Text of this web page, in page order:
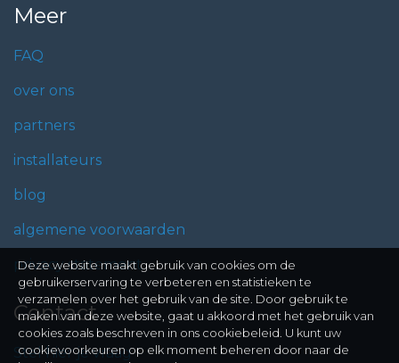
Meer
FAQ
over ons
partners
installateurs
blog
algemene voorwaarden
privacy statement
Contact
Stel hier je vraag
Deze website maakt gebruik van cookies om de
gebruikerservaring te verbeteren en statistieken te
verzamelen over het gebruik van de site. Door gebruik te
maken van deze website, gaat u akkoord met het gebruik van
cookies zoals beschreven in ons cookiebeleid. U kunt uw
cookievoorkeuren op elk moment beheren door naar de